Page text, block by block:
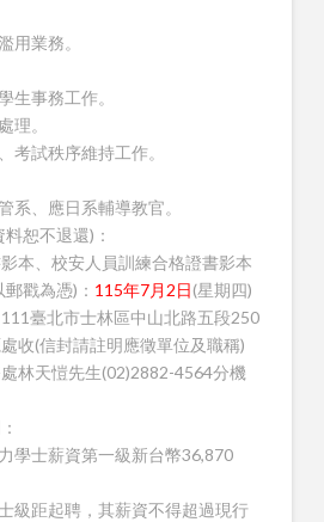
用業務。
生事務工作。
理。
考試秩序維持工作。
系、應日系輔導教官。
恕不退還)：
本、校安人員訓練合格證書影本
戳為憑)： 115年7月2日(星期四)
臺北市士林區中山北路五段250
收(信封請註明應徵單位及職稱)
林天愷先生(02)2882-4564分機
學士薪資第一級新台幣36,870
級距起聘，其薪資不得超過現行